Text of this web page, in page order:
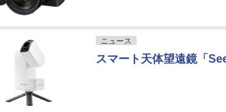
ニュース
スマート天体望遠鏡「